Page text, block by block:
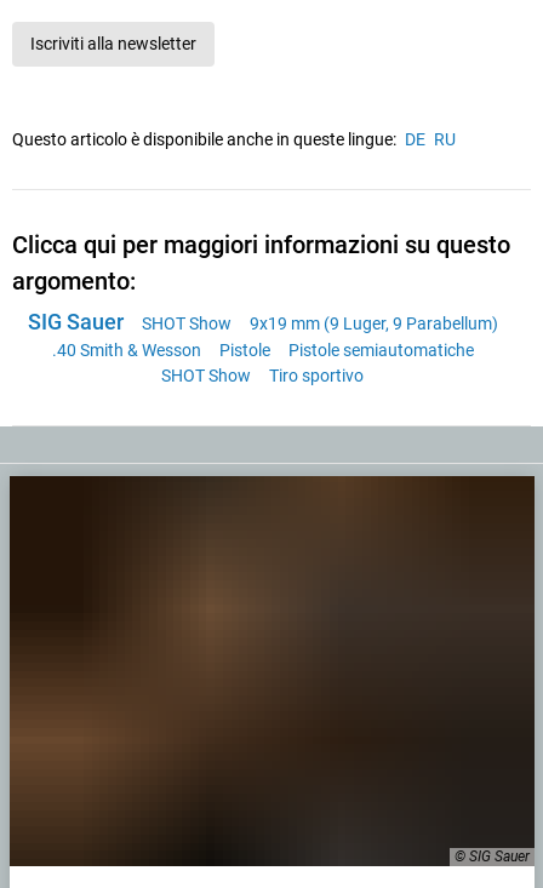
Iscriviti alla newsletter
Questo articolo è disponibile anche in queste lingue: DE RU
Clicca qui per maggiori informazioni su questo
argomento:
SIG Sauer SHOT Show
9x19 mm (9 Luger, 9 Parabellum)
.40 Smith & Wesson
Pistole
Pistole semiautomatiche
SHOT Show
Tiro sportivo
© SIG Sauer